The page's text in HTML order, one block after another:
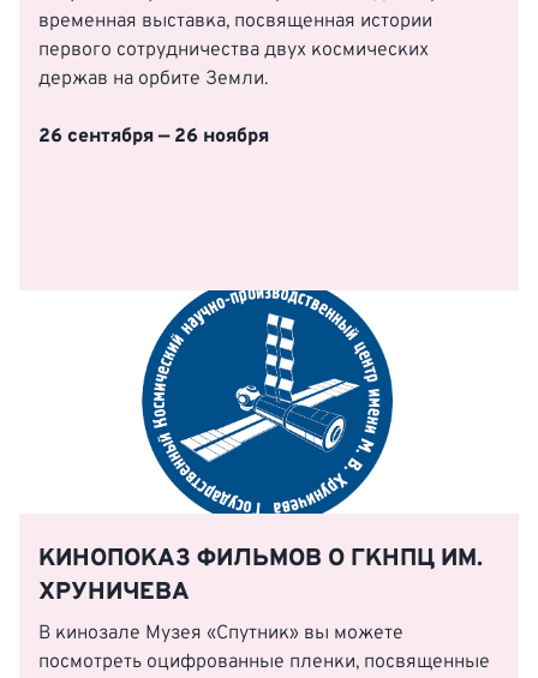
временная выставка, посвященная истории
первого сотрудничества двух космических
держав на орбите Земли.
26 сентября — 26 ноября
КИНОПОКАЗ ФИЛЬМОВ О ГКНПЦ ИМ.
ХРУНИЧЕВА
В кинозале Музея «Спутник» вы можете
посмотреть оцифрованные пленки, посвященные